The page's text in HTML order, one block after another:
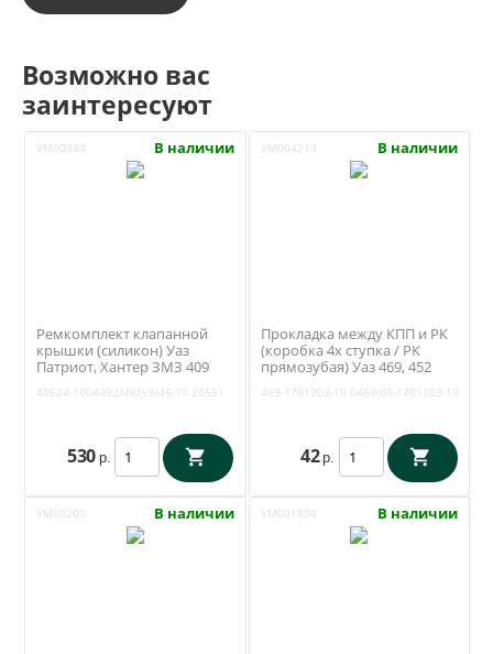
Возможно вас
заинтересуют
УМ00944 В наличии
Ремкомплект клапанной
крышки (силикон) Уаз
Патриот, Хантер ЗМЗ 409
Ростеко 40624-
40624-1004092/48/59/45-10 20551
530 р.
УМ004213 В наличии
Прокладка между КПП и РК
(коробка 4х ступка / РК
прямозубая) Уаз 469, 452
469-1701203-10 0469-00-1701203-10
42 р.
УМ00200 В наличии УМ001800 В наличии